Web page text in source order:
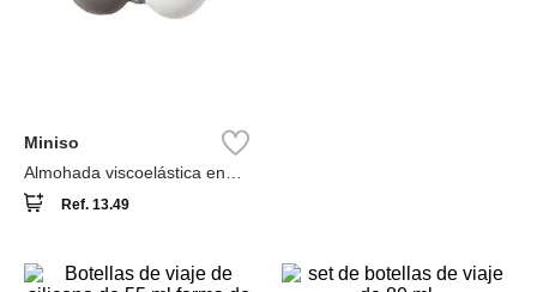
Miniso
Almohada viscoelástica en
forma de u
Ref. 13.49